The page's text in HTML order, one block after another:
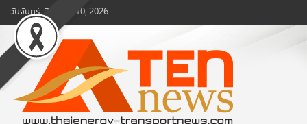
Skip
to
content
วันจันทร์, สิงหาคม 10, 2026